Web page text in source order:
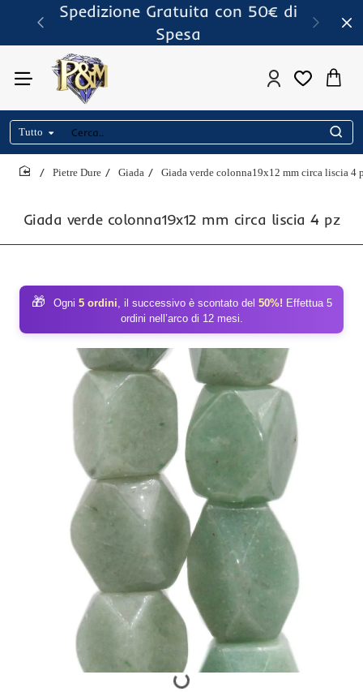
Spedizione Gratuita con 50€ di
Spesa
Tutto
Cerca..
Giada verde colonna19x12 mm circa liscia 4 pz
Pietre Dure Giada Giada verde colonna19x12 mm circa liscia 4
🎁 Ogni 5 ordini, il successivo è scontato del 50%! Effettua 5
ordini nell’arco di 12 mesi.